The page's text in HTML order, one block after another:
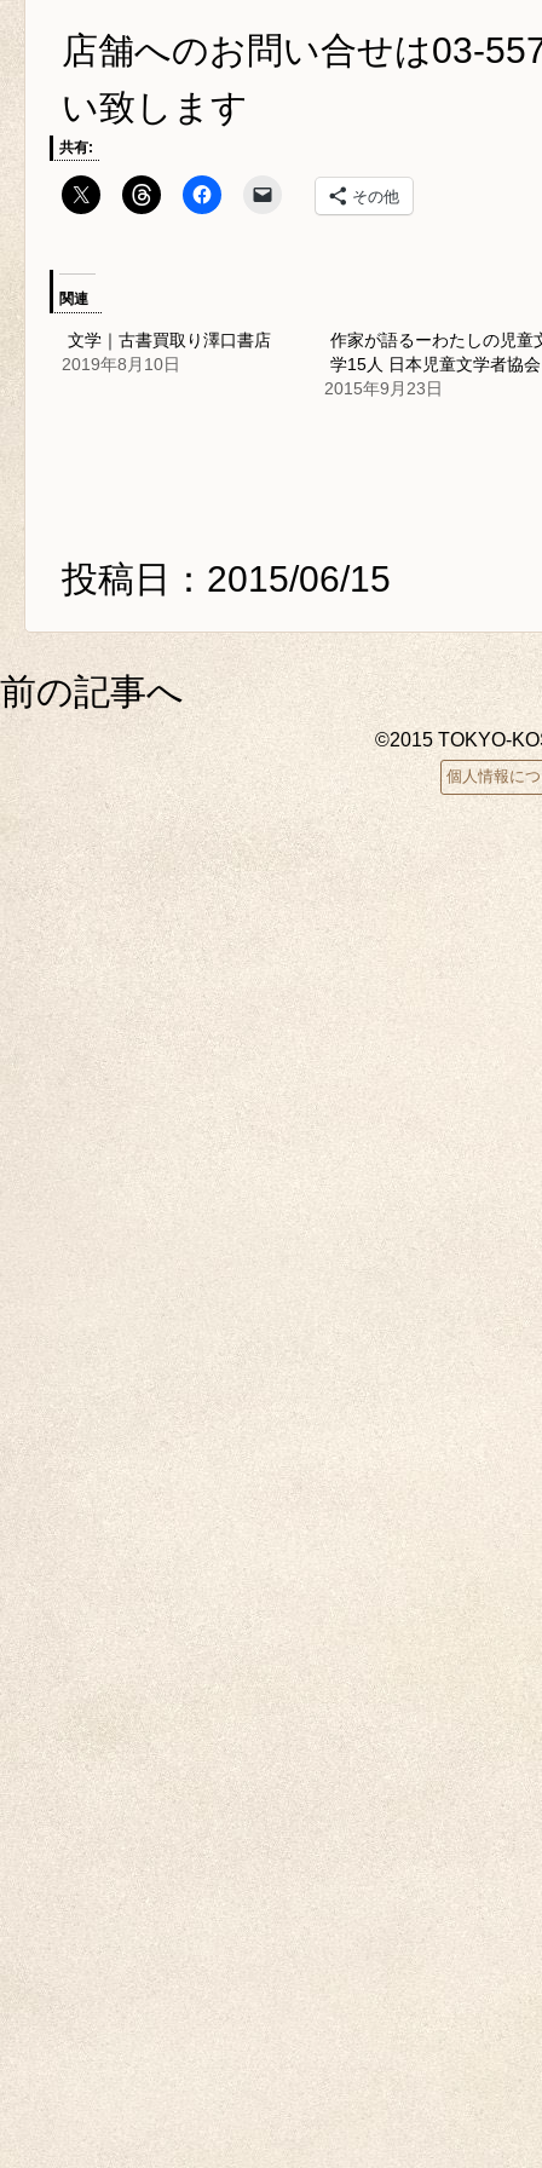
店舗へのお問い合せは03-
い致します
共有:
その他
関連
文学｜古書買取り澤口書店
2019年8月10日
作家が語るーわたしの児童
学15人 日本児童文学者協会
2015年9月23日
投稿日：2015/06/15
前の記事へ
©2015 TOKYO-
個人情報に